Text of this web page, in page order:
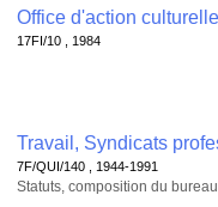
17FI/10 , 1984
7F/QUI/140 , 1944-1991
Statuts, composition du bureau